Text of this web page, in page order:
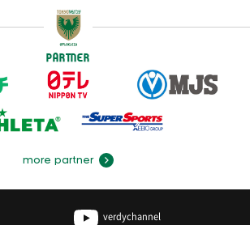
PARTNER
more partner
verdychannel